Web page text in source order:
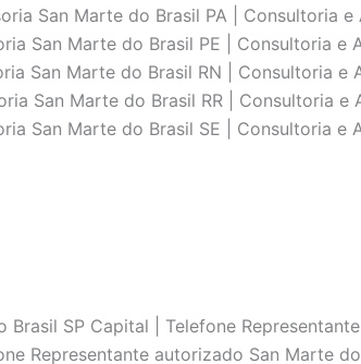
San Marte do Brasil PA | Consultoria
San Marte do Brasil PE | Consultoria
San Marte do Brasil RN | Consultoria e
San Marte do Brasil RR | Consultoria
San Marte do Brasil SE | Consultoria e
SP Capital | Telefone
Representante autorizado San Marte